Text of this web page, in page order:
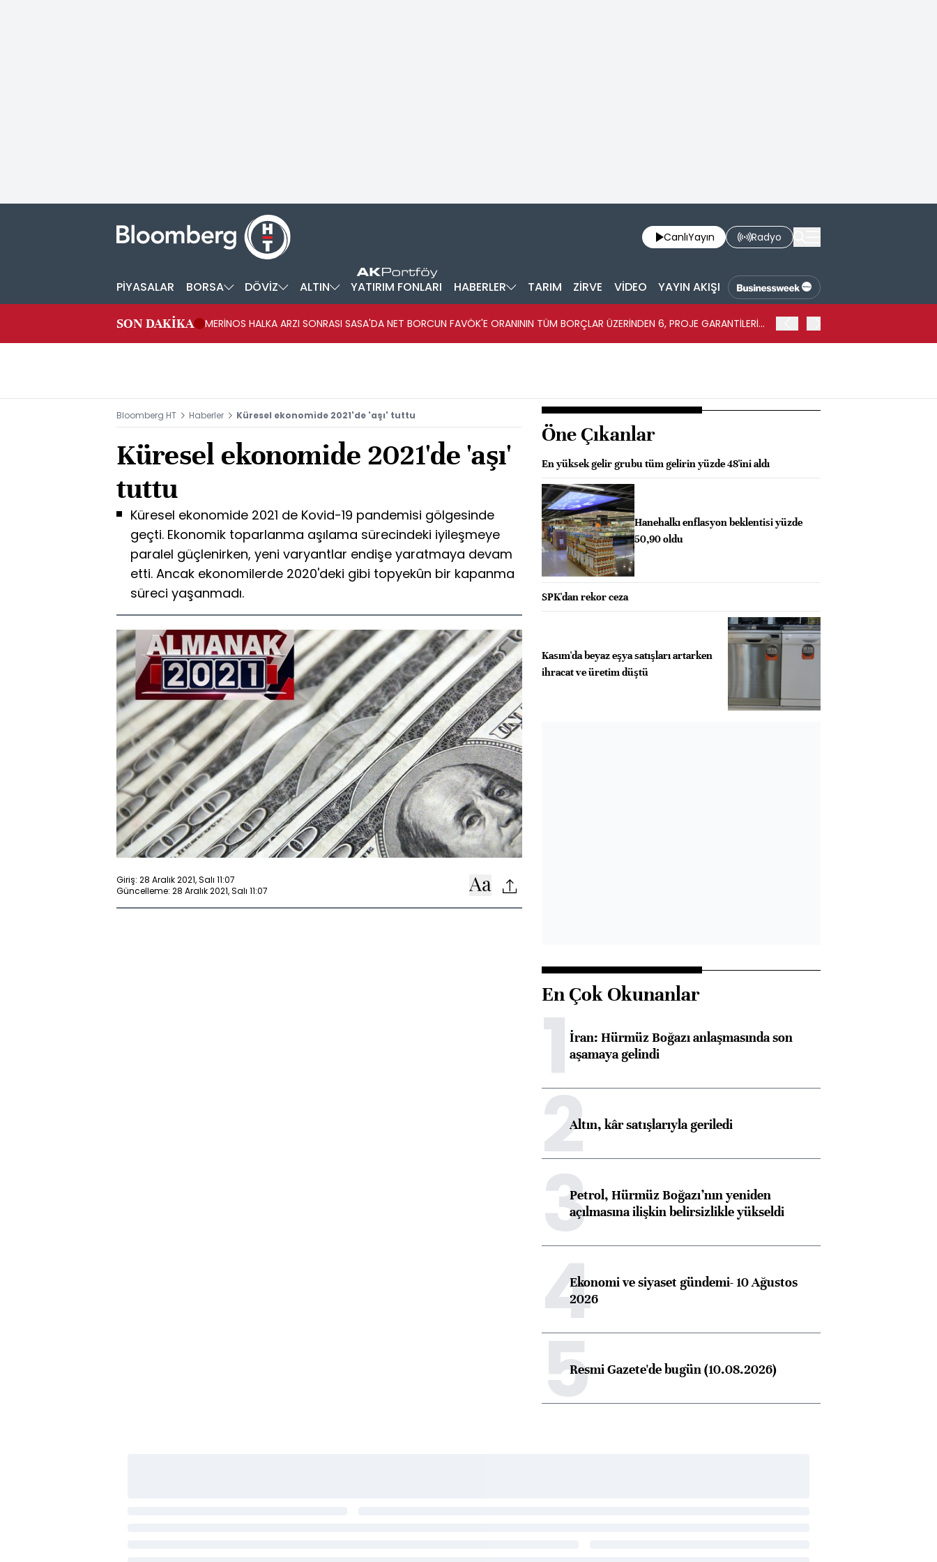
CanlıYayın Radyo
PİYASALAR BORSA DÖVİZ ALTIN YATIRIM FONLARI HABERLER TARIM ZİRVE VİDEO YAYIN AKIŞI
SON DAKİKA
MERİNOS HALKA ARZI SONRASI SASA'DA NET BORCUN FAVÖK'E ORANININ TÜM BORÇLAR ÜZERİNDEN 6, PROJE GARANTİLERİ
Bloomberg HT Haberler Küresel ekonomide 2021'de 'aşı' tuttu
Küresel ekonomide 2021'de 'aşı'
tuttu
Küresel ekonomide 2021 de Kovid-19 pandemisi gölgesinde
geçti. Ekonomik toparlanma aşılama sürecindeki iyileşmeye
paralel güçlenirken, yeni varyantlar endişe yaratmaya devam
etti. Ancak ekonomilerde 2020'deki gibi topyekûn bir kapanma
süreci yaşanmadı.
Giriş: 28 Aralık 2021, Salı 11:07
Güncelleme: 28 Aralık 2021, Salı 11:07
Öne Çıkanlar
En yüksek gelir grubu tüm gelirin yüzde 48'ini aldı
Hanehalkı enflasyon beklentisi yüzde
50,90 oldu
SPK'dan rekor ceza
Kasım'da beyaz eşya satışları artarken
ihracat ve üretim düştü
En Çok Okunanlar
1İran: Hürmüz Boğazı anlaşmasında son
aşamaya gelindi
2Altın, kâr satışlarıyla geriledi
3Petrol, Hürmüz Boğazı’nın yeniden
açılmasına ilişkin belirsizlikle yükseldi
4Ekonomi ve siyaset gündemi- 10 Ağustos
2026
5Resmi Gazete'de bugün (10.08.2026)